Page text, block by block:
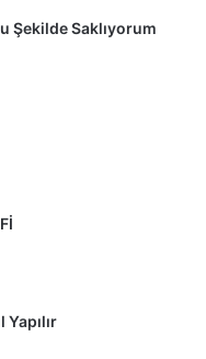
Şekilde Saklıyorum
Yapılır